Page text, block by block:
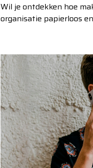
Wil je ontdekken hoe
organisatie papierloos